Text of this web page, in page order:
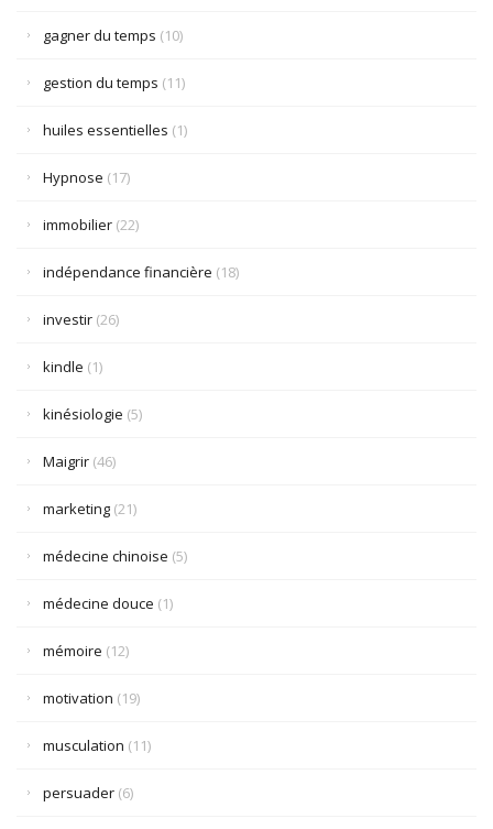
gagner du temps (10)
gestion du temps (11)
huiles essentielles (1)
Hypnose (17)
immobilier (22)
indépendance financière (18)
investir (26)
kindle (1)
kinésiologie (5)
Maigrir (46)
marketing (21)
médecine chinoise (5)
médecine douce (1)
mémoire (12)
motivation (19)
musculation (11)
persuader (6)